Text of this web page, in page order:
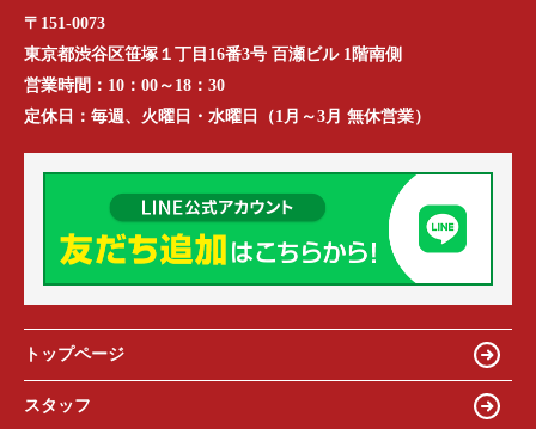
〒151-0073
東京都渋谷区笹塚１丁目16番3号 百瀬ビル 1階南側
営業時間： 10：00～18：30
定休日： 毎週、火曜日・水曜日（1月～3月 無休営業）
トップページ
スタッフ